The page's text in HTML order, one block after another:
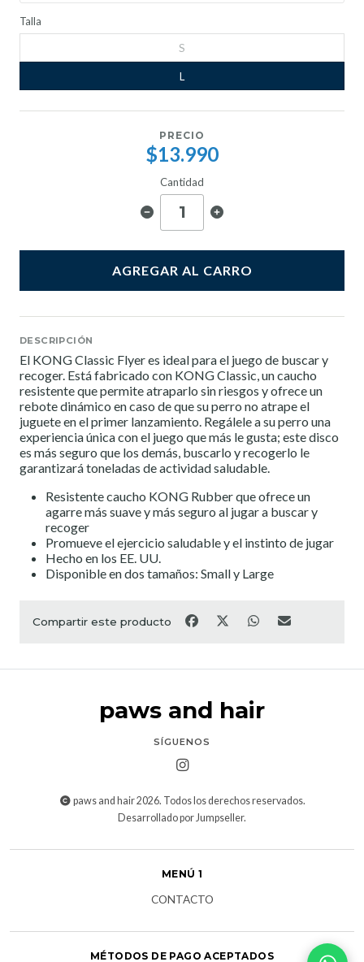
Talla
S
L
PRECIO
$13.990
Cantidad
AGREGAR AL CARRO
DESCRIPCIÓN
El KONG Classic Flyer es ideal para el juego de buscar y
recoger. Está fabricado con KONG Classic, un caucho
resistente que permite atraparlo sin riesgos y ofrece un
rebote dinámico en caso de que su perro no atrape el
juguete en el primer lanzamiento. Regálele a su perro una
experiencia única con el juego que más le gusta; este disco
es más seguro que los demás, buscarlo y recogerlo le
garantizará toneladas de actividad saludable.
Resistente caucho KONG Rubber que ofrece un
agarre más suave y más seguro al jugar a buscar y
recoger
Promueve el ejercicio saludable y el instinto de jugar
Hecho en los EE. UU.
Disponible en dos tamaños: Small y Large
Compartir este producto
paws and hair
SÍGUENOS
paws and hair 2026. Todos los derechos reservados.
Desarrollado por Jumpseller.
MENÚ 1
CONTACTO
MÉTODOS DE PAGO ACEPTADOS